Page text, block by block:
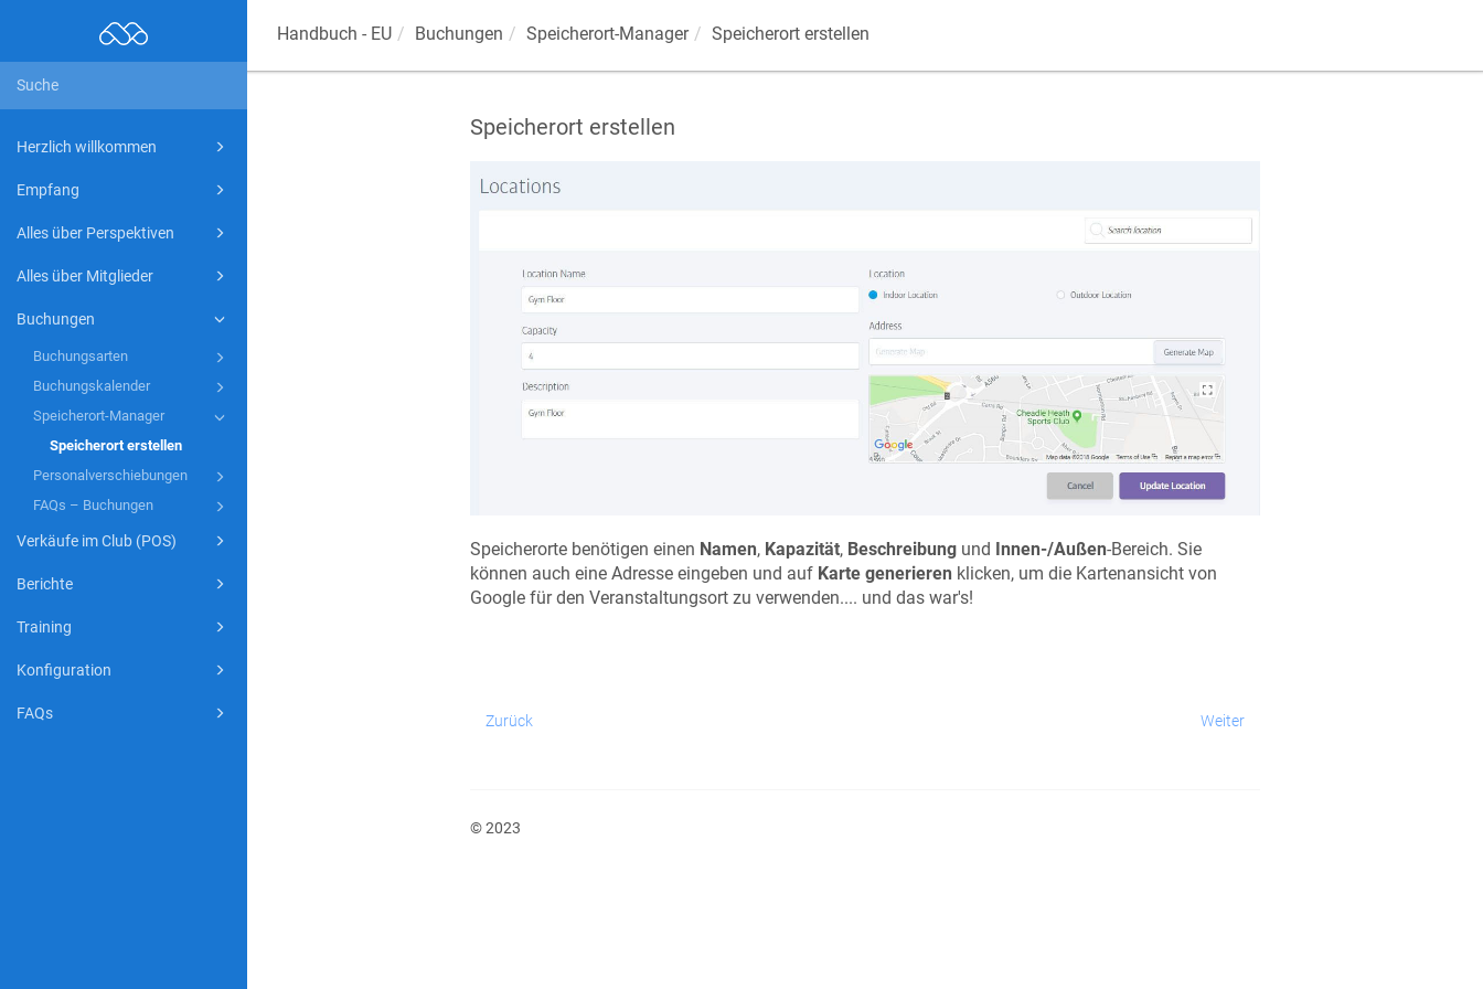
Herzlich willkommen
Empfang
Alles über Perspektiven
Alles über Mitglieder
Buchungen
Buchungsarten
Buchungskalender
Speicherort-Manager
Speicherort erstellen
Personalverschiebungen
FAQs – Buchungen
Verkäufe im Club (POS)
Berichte
Training
Konfiguration
FAQs
Handbuch - EU Buchungen Speicherort-Manager Speicherort erstellen
Speicherort erstellen
Speicherorte benötigen einen Namen, Kapazität, Beschreibungund Innen-/Außen-Bereich. Sie
können auch eine Adresse eingeben und auf Karte generieren klicken, um die Kartenansicht von
Google für den Veranstaltungsort zu verwenden.... und das war's!
Zurück Weiter
© 2023